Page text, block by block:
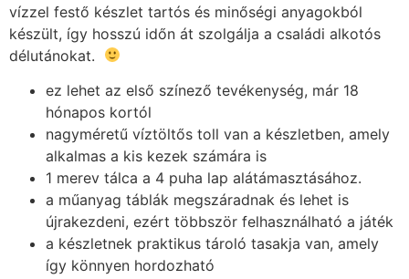
vízzel festő készlet tartós és minőségi anyagokból
készült, így hosszú időn át szolgálja a családi alkotós
délutánokat.
ez lehet az első színező tevékenység, már 18
hónapos kortól
nagyméretű víztöltős toll van a készletben, amely
alkalmas a kis kezek számára is
1 merev tálca a 4 puha lap alátámasztásához.
a műanyag táblák megszáradnak és lehet is
újrakezdeni, ezért többször felhasználható a játék
a készletnek praktikus tároló tasakja van, amely
így könnyen hordozható